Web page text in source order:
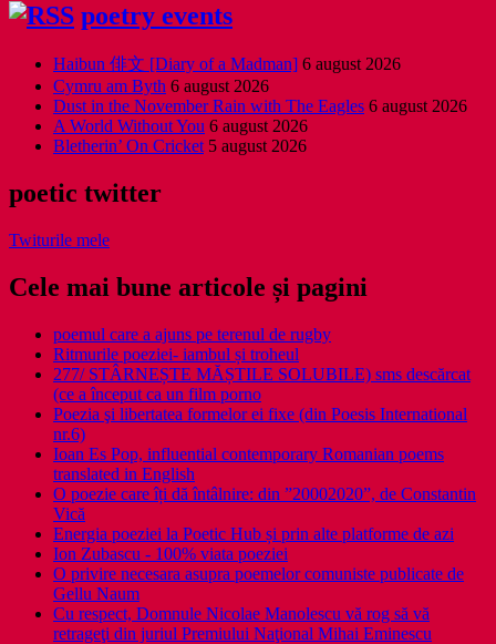
poetry events
Haibun 俳文 [Diary of a Madman] 6 august 2026
Cymru am Byth 6 august 2026
Dust in the November Rain with The Eagles 6 august 2026
A World Without You 6 august 2026
Bletherin’ On Cricket 5 august 2026
poetic twitter
Twiturile mele
Cele mai bune articole și pagini
poemul care a ajuns pe terenul de rugby
Ritmurile poeziei- iambul și troheul
277/ STÂRNEȘTE MĂȘTILE SOLUBILE) sms descărcat
(ce a început ca un film porno
Poezia şi libertatea formelor ei fixe (din Poesis International
nr.6)
Ioan Es Pop, influential contemporary Romanian poems
translated in English
O poezie care îți dă întâlnire: din ”20002020”, de Constantin
Vică
Energia poeziei la Poetic Hub și prin alte platforme de azi
Ion Zubascu - 100% viata poeziei
O privire necesara asupra poemelor comuniste publicate de
Gellu Naum
Cu respect, Domnule Nicolae Manolescu vă rog să vă
retrageţi din juriul Premiului Naţional Mihai Eminescu